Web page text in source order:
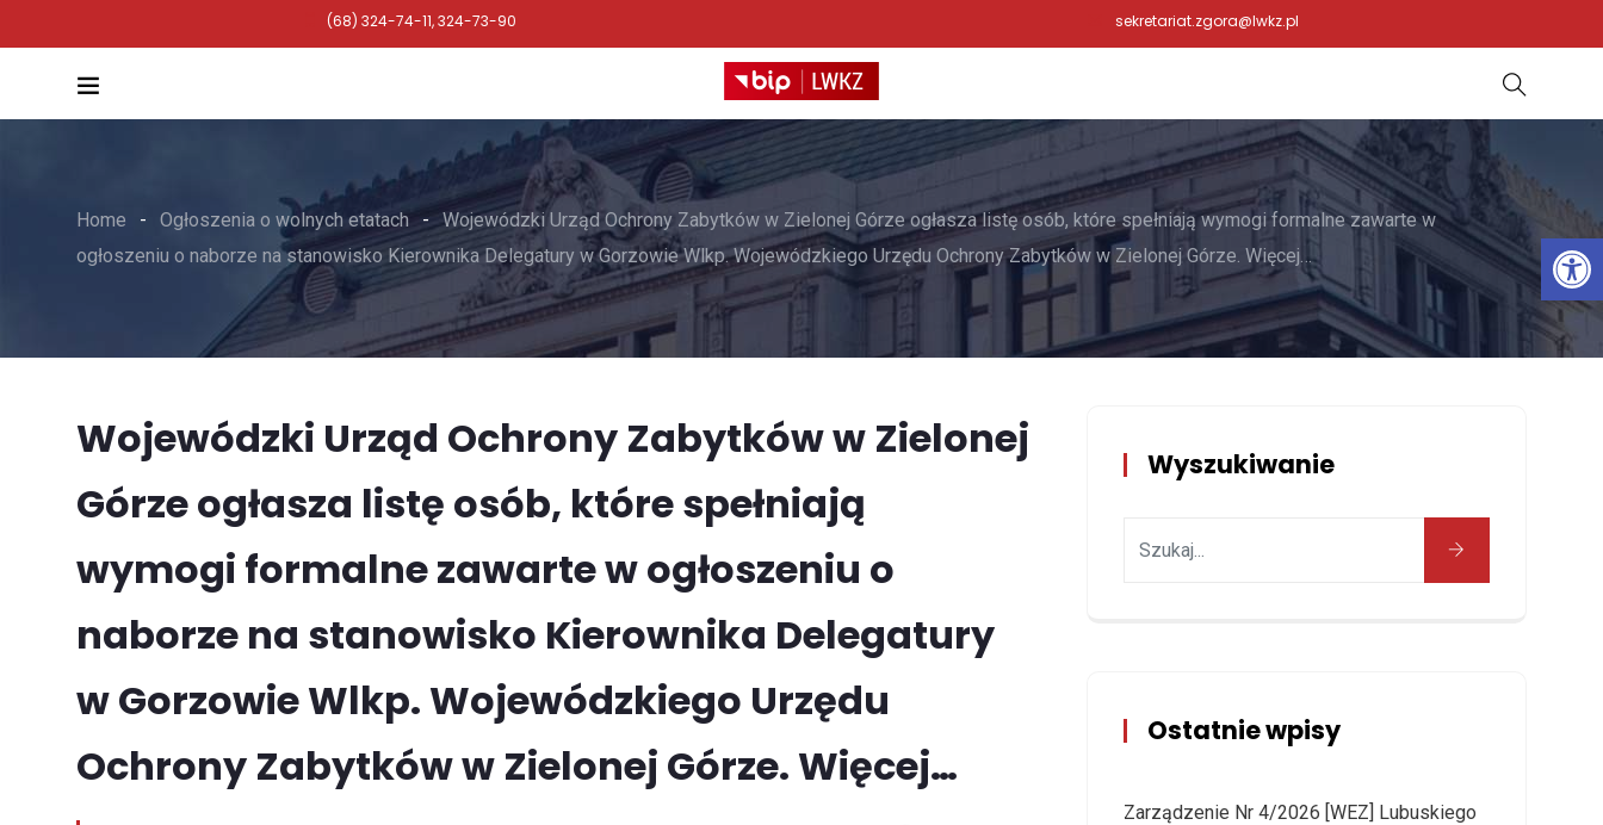
(68) 324-74-11, 324-73-90 sekretariat.zgora@lwkz.pl
Home Ogłoszenia o wolnych etatach
Wojewódzki Urząd Ochrony Zabytków w Zielonej Górze ogłasza listę osób, które spełniają wymogi formalne zawarte w
ogłoszeniu o naborze na stanowisko Kierownika Delegatury w Gorzowie Wlkp. Wojewódzkiego Urzędu Ochrony Zabytków w Zielonej Górze. Więcej…
Wojewódzki Urząd Ochrony Zabytków w Zielonej
Górze ogłasza listę osób, które spełniają
wymogi formalne zawarte w ogłoszeniu o
naborze na stanowisko Kierownika Delegatury
w Gorzowie Wlkp. Wojewódzkiego Urzędu
Ochrony Zabytków w Zielonej Górze. Więcej…
Wyszukiwanie
Ostatnie wpisy
Zarządzenie Nr 4/2026 [WEZ] Lubuskiego